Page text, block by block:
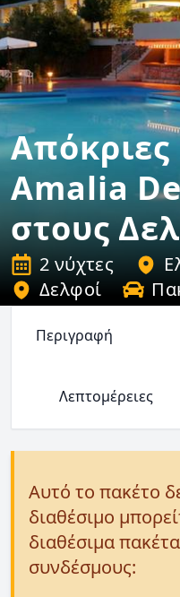
Amalia
στους
2 νύχτες
Δελφοί
Περιγραφή
Λεπτομέρειες
Αυτό το πακέτο
διαθέσιμο
διαθέσιμα
συνδέσμους: